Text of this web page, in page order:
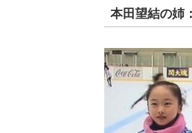
本田望結の姉